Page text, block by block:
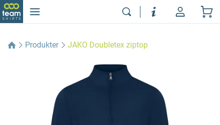
Produkter JAKO Doubletex ziptop